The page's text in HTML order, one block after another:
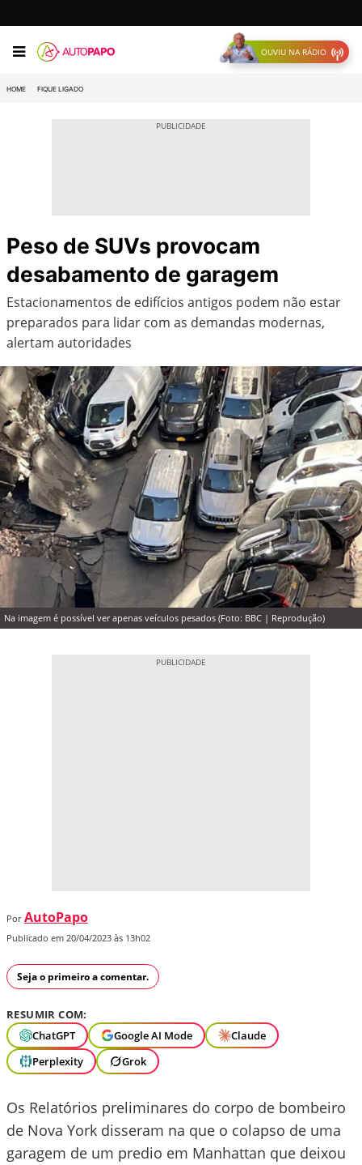
OUVIU NA RÁDIO
HOME FIQUE LIGADO
Peso de SUVs provocam
desabamento de garagem
Estacionamentos de edifícios antigos podem não estar
preparados para lidar com as demandas modernas,
alertam autoridades
Na imagem é possível ver apenas veículos pesados (Foto: BBC | Reprodução)
Por AutoPapo
Publicado em 20/04/2023 às 13h02
Seja o primeiro a comentar.
RESUMIR COM:
ChatGPT
Google AI Mode
Claude
Perplexity
Grok
Os Relatórios preliminares do corpo de bombeiro
de Nova York disseram na que o colapso de uma
garagem de um predio em Manhattan que deixou